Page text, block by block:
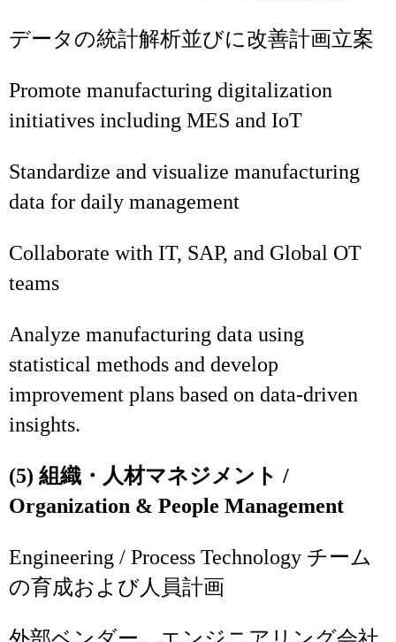
データの統計解析並びに改善計画立案
Promote manufacturing digitalization
initiatives including MES and IoT
Standardize and visualize manufacturing
data for daily management
Collaborate with IT, SAP, and Global OT
teams
Analyze manufacturing data using
statistical methods and develop
improvement plans based on data-driven
insights.
(5) 組織・人材マネジメント /
Organization & People Management
Engineering / Process Technology チーム
の育成および人員計画